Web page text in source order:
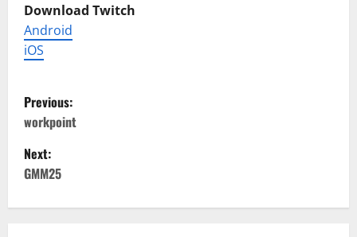
Download Twitch
Android
iOS
P
o
s
Previous:
workpoint
Next:
GMM25